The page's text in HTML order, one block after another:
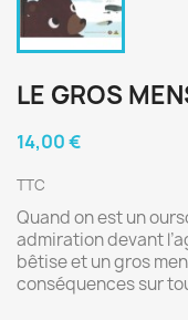
LE GROS
14,00 €
TTC
Quand on est un
admiration devant
bêtise et un gros
conséquences sur